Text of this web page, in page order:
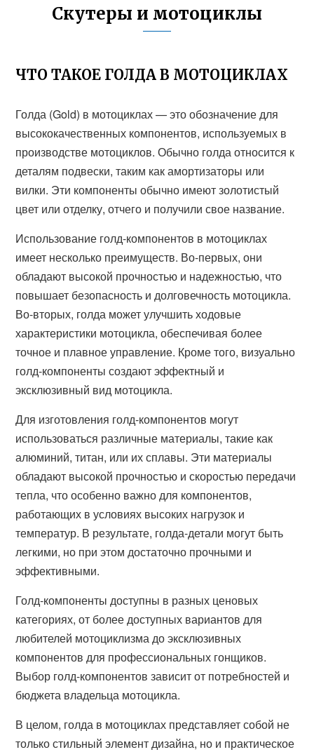
Скутеры и мотоциклы
ЧТО ТАКОЕ ГОЛДА В МОТОЦИКЛАХ
Голда (Gold) в мотоциклах — это обозначение для
высококачественных компонентов, используемых в
производстве мотоциклов. Обычно голда относится к
деталям подвески, таким как амортизаторы или
вилки. Эти компоненты обычно имеют золотистый
цвет или отделку, отчего и получили свое название.
Использование голд-компонентов в мотоциклах
имеет несколько преимуществ. Во-первых, они
обладают высокой прочностью и надежностью, что
повышает безопасность и долговечность мотоцикла.
Во-вторых, голда может улучшить ходовые
характеристики мотоцикла, обеспечивая более
точное и плавное управление. Кроме того, визуально
голд-компоненты создают эффектный и
эксклюзивный вид мотоцикла.
Для изготовления голд-компонентов могут
использоваться различные материалы, такие как
алюминий, титан, или их сплавы. Эти материалы
обладают высокой прочностью и скоростью передачи
тепла, что особенно важно для компонентов,
работающих в условиях высоких нагрузок и
температур. В результате, голда-детали могут быть
легкими, но при этом достаточно прочными и
эффективными.
Голд-компоненты доступны в разных ценовых
категориях, от более доступных вариантов для
любителей мотоциклизма до эксклюзивных
компонентов для профессиональных гонщиков.
Выбор голд-компонентов зависит от потребностей и
бюджета владельца мотоцикла.
В целом, голда в мотоциклах представляет собой не
только стильный элемент дизайна, но и практическое